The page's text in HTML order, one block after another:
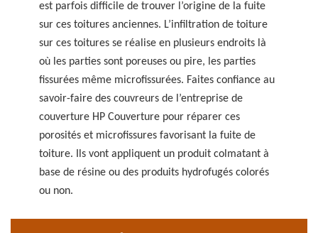
est parfois difficile de trouver l’origine de la fuite
sur ces toitures anciennes. L’infiltration de toiture
sur ces toitures se réalise en plusieurs endroits là
où les parties sont poreuses ou pire, les parties
fissurées même microfissurées. Faites confiance au
savoir-faire des couvreurs de l’entreprise de
couverture HP Couverture pour réparer ces
porosités et microfissures favorisant la fuite de
toiture. Ils vont appliquent un produit colmatant à
base de résine ou des produits hydrofugés colorés
ou non.